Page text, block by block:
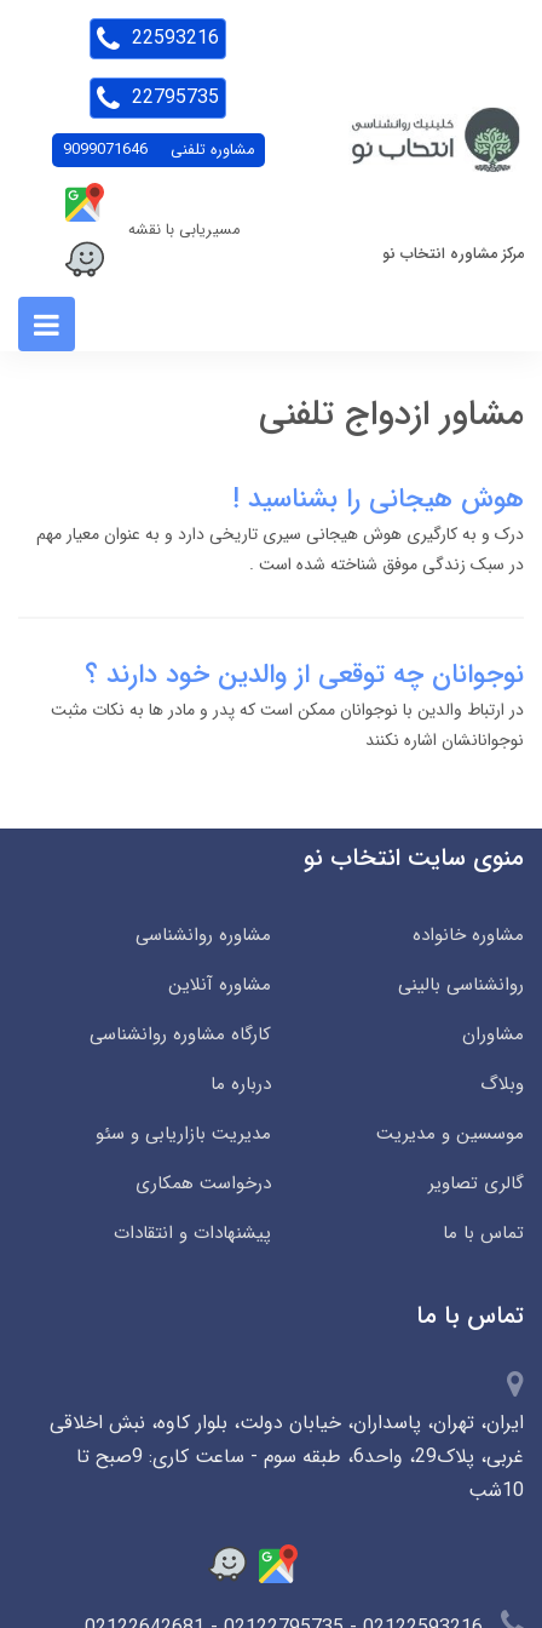
مرکز مشاوره انتخاب نو
مشاوره تلفنی 9099071646
مسیریابی با نقشه
22593216
22795735
مشاور ازدواج تلفنی
هوش هیجانی را بشناسید !
درک و به کارگیری هوش هیجانی سیری تاریخی دارد و به عنوان معیار مهم
در سبک زندگی موفق شناخته شده است .
نوجوانان چه توقعی از والدین خود دارند ؟
در ارتباط والدین با نوجوانان ممکن است که پدر و مادر ها به نکات مثبت
نوجوانانشان اشاره نکنند
منوی سایت انتخاب نو
مشاوره خانواده
مشاوره روانشناسی
روانشناسی بالینی
مشاوره آنلاین
مشاوران
کارگاه مشاوره روانشناسی
وبلاگ
درباره ما
موسسین و مدیریت
مدیریت بازاریابی و سئو
گالری تصاویر
درخواست همکاری
تماس با ما
پیشنهادات و انتقادات
تماس با ما
ایران، تهران، پاسداران، خیابان دولت، بلوار کاوه، نبش اخلاقی
غربی، پلاک29، واحد6، طبقه سوم - ساعت کاری: 9صبح تا
10شب